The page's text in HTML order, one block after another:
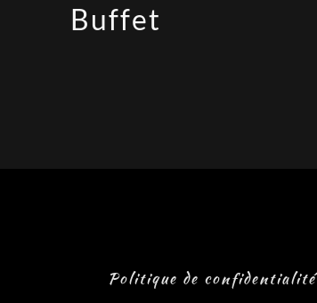
Buffet
Politique de confidentialité